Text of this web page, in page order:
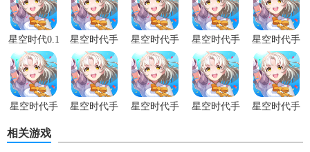
【星空时代手游内置菜单版特色】
1. 一键挂机：无需手动操作，即可自动完成日常任务，节省
大量时间。
2. 资源加速：通过优化游戏资源获取速度，让玩家更快积累
星空时代0.1
折版
星空时代手
游正版
星空时代手
游官方正版
星空时代手
游内置菜单
版
星空时代手
游纯净版
星空时代手
星空时代手
星空时代手
星空时代手
星空时代手
相关游戏